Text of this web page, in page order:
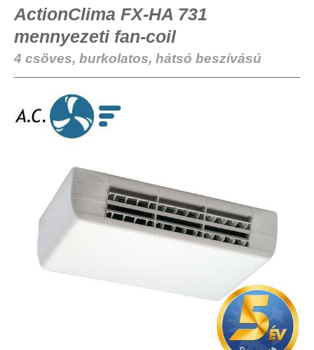
ActionClima FX-HA 731
mennyezeti fan-coil
4 csöves, burkolatos, hátsó beszívású